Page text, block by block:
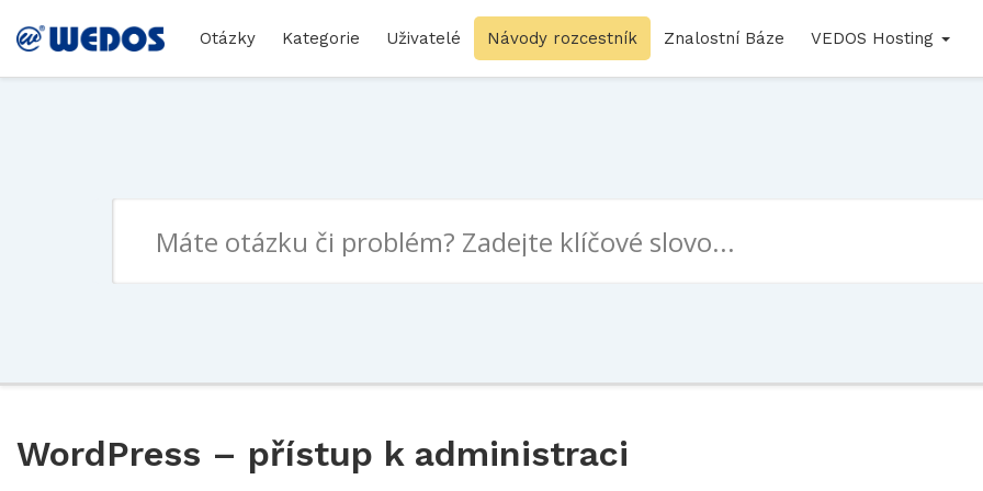
Otázky Kategorie Uživatelé Návody rozcestník Znalostní Báze VEDOS Hosting
WordPress – přístup k administraci